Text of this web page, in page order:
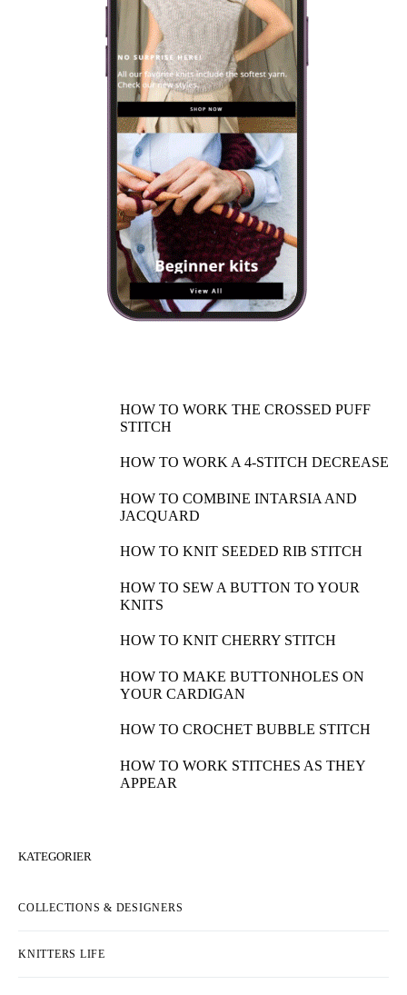
HOW TO WORK THE CROSSED PUFF
STITCH
HOW TO WORK A 4-STITCH DECREASE
HOW TO COMBINE INTARSIA AND
JACQUARD
HOW TO KNIT SEEDED RIB STITCH
HOW TO SEW A BUTTON TO YOUR
KNITS
HOW TO KNIT CHERRY STITCH
HOW TO MAKE BUTTONHOLES ON
YOUR CARDIGAN
HOW TO CROCHET BUBBLE STITCH
HOW TO WORK STITCHES AS THEY
APPEAR
KATEGORIER
COLLECTIONS & DESIGNERS
KNITTERS LIFE